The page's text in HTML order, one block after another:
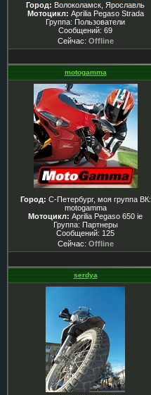
Город: Волоколамск, Ярославль
Мотоцикл: Aprilia Pegaso Strada
Группа: Пользователи
Сообщений: 69
Сейчас: Offline
motogamma
Город: С-Петербург, моя группа ВК:
motogamma
Мотоцикл: Aprilia Pegaso 650 ie
Группа: Партнеры
Сообщений: 125
Сейчас: Offline
serdya